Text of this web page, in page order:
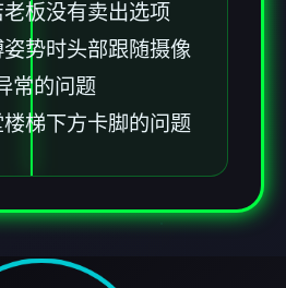
板没有卖出选项
势时头部跟随摄像
常的问题
梯下方卡脚的问题